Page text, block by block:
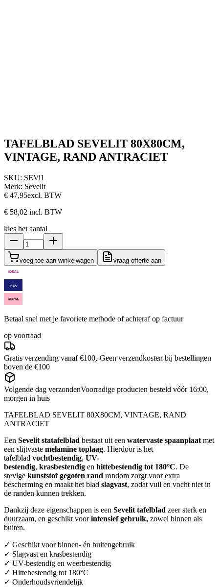
TAFELBLAD SEVELIT 80X80CM,
VINTAGE, RAND ANTRACIET
SKU: SEVi1
Merk: Sevelit
€ 47,95excl. BTW
€ 58,02 incl. BTW
kies het aantal
voeg toe aan winkelwagen vraag offerte aan
iDEAL
VISA
Klarna
Betaal snel met je favoriete methode of achteraf op factuur
op voorraad
Gratis verzending vanaf €100,-Geen verzendkosten bij bestellingen
boven de €100
Volgende dag verzondenVoorradige producten besteld vóór 16:00,
morgen in huis
TAFELBLAD SEVELIT 80X80CM, VINTAGE, RAND
ANTRACIET
Een Sevelit statafelblad bestaat uit een watervaste spaanplaat met
een slijtvaste melamine toplaag. Hierdoor is het
tafelblad vochtbestendig, UV-
bestendig, krasbestendig en hittebestendig tot 180°C. De
stevige kunststof gegoten rand rondom zorgt voor extra
bescherming en maakt het blad slagvast, zodat vuil en vocht niet in
de randen kunnen trekken.
Dankzij deze eigenschappen is een Sevelit tafelblad zeer sterk en
duurzaam, en geschikt voorintensief gebruik, zowel binnen als
buiten.
✓ Geschikt voor binnen- én buitengebruik
✓ Slagvast en krasbestendig
✓ UV-bestendig en weerbestendig
✓ Hittebestendig tot 180°C
✓ Onderhoudsvriendelijk